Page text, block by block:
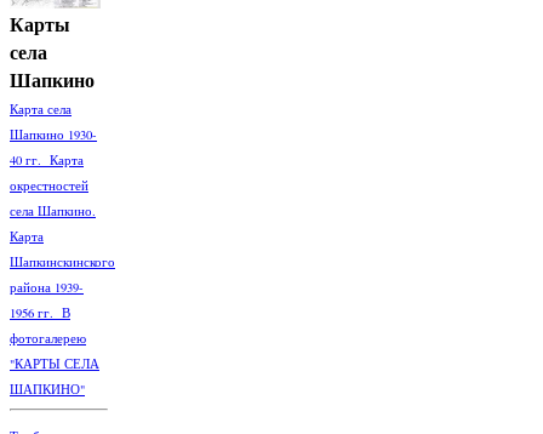
Карты
села
Шапкино
Карта села
Шапкино 1930-
40 гг. Карта
окрестностей
села Шапкино.
Карта
Шапкинскинского
района 1939-
1956 гг. В
фотогалерею
"КАРТЫ СЕЛА
ШАПКИНО"